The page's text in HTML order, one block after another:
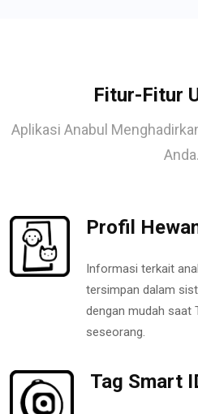
Fitur-Fitur
Aplikasi Anabul
Anda.
Profil
Informasi terkait
tersimpan dalam
dengan mudah saat
seseorang.
Tag Smart